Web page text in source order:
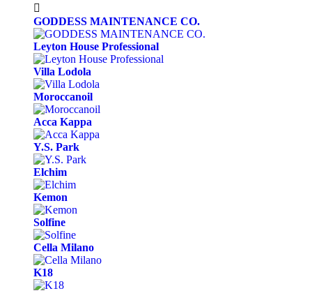

GODDESS MAINTENANCE CO.
Leyton House Professional
Villa Lodola
Moroccanoil
Acca Kappa
Y.S. Park
Elchim
Kemon
Solfine
Cella Milano
K18